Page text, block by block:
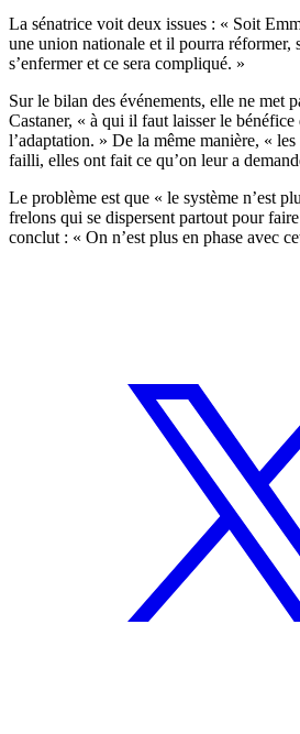
La sénatrice voit deux issues : « Soit
une union nationale et il pourra réformer,
s’enfermer et ce sera compliqué. »
Sur le bilan des événements, elle ne met
Castaner, « à qui il faut laisser le bénéfice
l’adaptation. » De la même manière, «
failli, elles ont fait ce qu’on leur a
Le problème est que « le système n’est
frelons qui se dispersent partout pour
conclut : « On n’est plus en phase avec